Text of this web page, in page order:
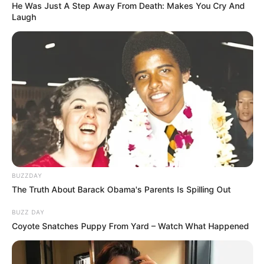
He Was Just A Step Away From Death: Makes You Cry And
Laugh
BUZZDAY
The Truth About Barack Obama's Parents Is Spilling Out
BUZZ DAY
Coyote Snatches Puppy From Yard – Watch What Happened